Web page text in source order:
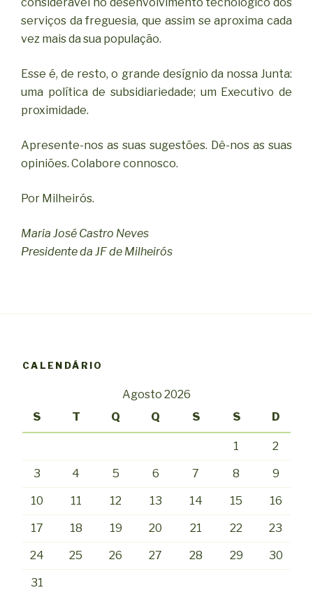
serviços da freguesia, que assim se aproxima cada
vez mais da sua população.
Esse é, de resto, o grande desígnio da nossa Junta:
uma política de subsidiariedade; um Executivo de
proximidade.
Apresente-nos as suas sugestões. Dê-nos as suas
opiniões. Colabore connosco.
Por Milheirós.
Maria José Castro Neves
Presidente da JF de Milheirós
CALENDÁRIO
Agosto 2026
S
T Q Q S S D
1 2
3 4 5 6 7 8 9
10 11 12 13 14 15 16
17 18 19 20 21 22 23
24 25 26 27 28 29 30
31